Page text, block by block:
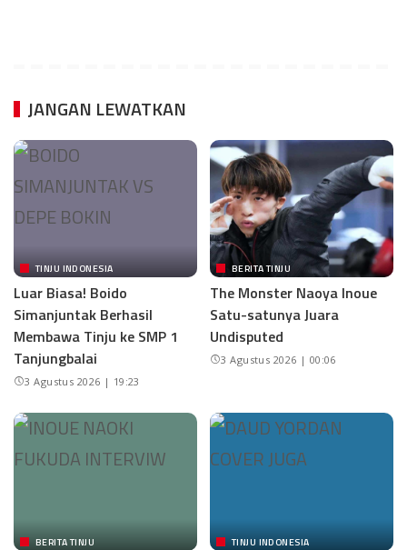
JANGAN LEWATKAN
TINJU INDONESIA
Luar Biasa! Boido
Simanjuntak Berhasil
Membawa Tinju ke SMP 1
Tanjungbalai
3 Agustus 2026 | 19:23
BERITA TINJU
The Monster Naoya Inoue
Satu-satunya Juara
Undisputed
3 Agustus 2026 | 00:06
BERITA TINJU TINJU INDONESIA